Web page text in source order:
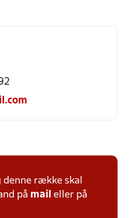
række skal
på mail eller på